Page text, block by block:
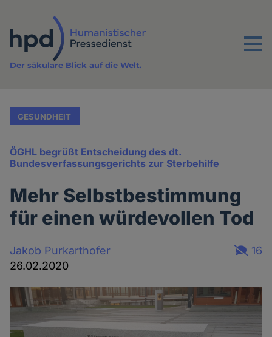
Inhalt
Menu
Der säkulare Blick auf die Welt.
GESUNDHEIT
ÖGHL begrüßt Entscheidung des dt.
Bundesverfassungsgerichts zur Sterbehilfe
Mehr Selbstbestimmung
für einen würdevollen Tod
Jakob Purkarthofer
26.02.2020
16